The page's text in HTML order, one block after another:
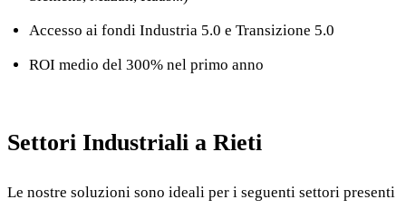
Accesso ai fondi Industria 5.0 e Transizione 5.0
ROI medio del 300% nel primo anno
Settori Industriali a Rieti
Le nostre soluzioni sono ideali per i seguenti settori presenti